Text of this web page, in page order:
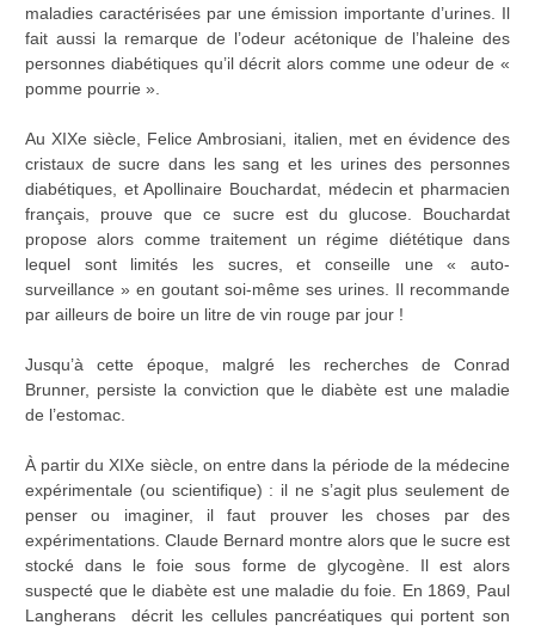
maladies caractérisées par une émission importante d’urines. Il
fait aussi la remarque de l’odeur acétonique de l’haleine des
personnes diabétiques qu’il décrit alors comme une odeur de «
pomme pourrie ».
Au XIXe siècle, Felice Ambrosiani, italien, met en évidence des
cristaux de sucre dans les sang et les urines des personnes
diabétiques, et Apollinaire Bouchardat, médecin et pharmacien
français, prouve que ce sucre est du glucose. Bouchardat
propose alors comme traitement un régime diététique dans
lequel sont limités les sucres, et conseille une « auto-
surveillance » en goutant soi-même ses urines. Il recommande
par ailleurs de boire un litre de vin rouge par jour !
Jusqu’à cette époque, malgré les recherches de Conrad
Brunner, persiste la conviction que le diabète est une maladie
de l’estomac.
À partir du XIXe siècle, on entre dans la période de la médecine
expérimentale (ou scientifique) : il ne s’agit plus seulement de
penser ou imaginer, il faut prouver les choses par des
expérimentations. Claude Bernard montre alors que le sucre est
stocké dans le foie sous forme de glycogène. Il est alors
suspecté que le diabète est une maladie du foie. En 1869, Paul
Langherans décrit les cellules pancréatiques qui portent son